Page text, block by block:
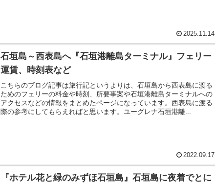
2025.11.14
石垣島～西表島へ『石垣港離島ターミナル』フェリー
運賃、時刻表など
こちらのブログ記事は旅行記というよりは、石垣島から西表島に渡る
ためのフェリーの料金や時刻、所要事案や石垣港離島ターミナルへの
アクセスなどの情報をまとめたページになっています。西表島に渡る
際の参考にしてもらえればと思います。ユーグレナ石垣港離...
2022.09.17
『ホテル花と緑のみずほ石垣島』石垣島に夜着でとに